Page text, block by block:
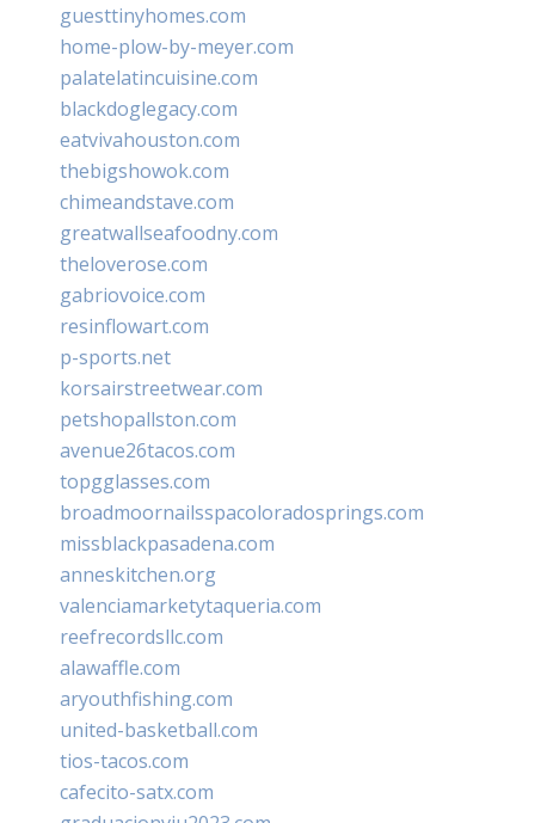
guesttinyhomes.com
home-plow-by-meyer.com
palatelatincuisine.com
blackdoglegacy.com
eatvivahouston.com
thebigshowok.com
chimeandstave.com
greatwallseafoodny.com
theloverose.com
gabriovoice.com
resinflowart.com
p-sports.net
korsairstreetwear.com
petshopallston.com
avenue26tacos.com
topgglasses.com
broadmoornailsspacoloradosprings.com
missblackpasadena.com
anneskitchen.org
valenciamarketytaqueria.com
reefrecordsllc.com
alawaffle.com
aryouthfishing.com
united-basketball.com
tios-tacos.com
cafecito-satx.com